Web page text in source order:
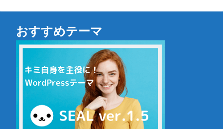
る！】
る！】
おすすめテーマ